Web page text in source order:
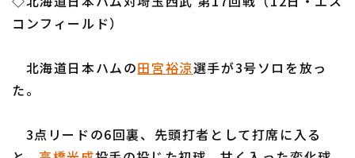
ファーム西地区
東北楽天ゴールデンイーグルス
埼玉西武ライオンズ
オリックス・バファローズ
コンフィールド）
北海道日本ハムの田宮裕涼選手が3号ソロを放っ
た。
3点リードの6回裏、先頭打者として打席に入る